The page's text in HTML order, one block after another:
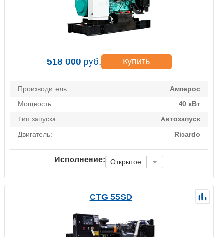
518 000 руб. Купить
Производитель:
Амперос
Мощность:
40 кВт
Тип запуска:
Автозапуск
Двигатель:
Ricardo
Исполнение: Открытое
CTG 55SD